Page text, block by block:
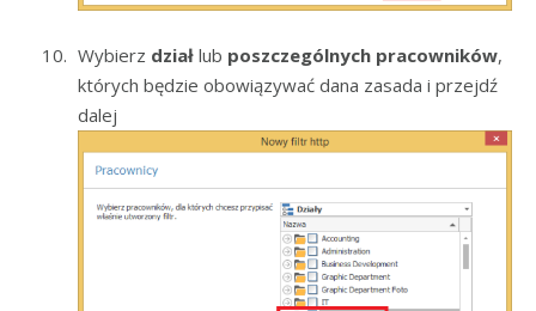
Wybierz dział lub poszczególnych pracowników,
których będzie obowiązywać dana zasada i przejdź
dalej